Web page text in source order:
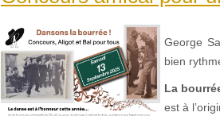
George
bien
La
est à